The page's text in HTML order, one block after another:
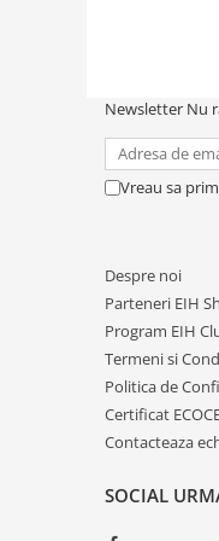
Newsletter Nu
Vreau sa
Despre noi
Parteneri EIH
Program EIH
Termeni si
Politica de
Certificat
Contacteaza
SOCIAL